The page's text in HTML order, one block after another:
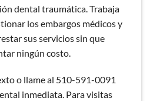
dental traumática. Trabaja
los embargos médicos y
sus servicios sin que
ningún costo.
o llame al 510-591-0091
inmediata. Para visitas